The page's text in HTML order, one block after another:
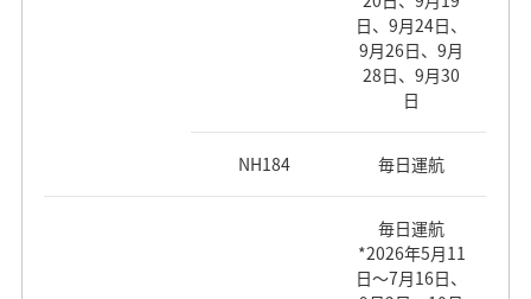
日、9月24日、
9月26日、9月
28日、9月30
日
NH184 毎日運航
毎日運航
*2026年5月11
日～7月16日、